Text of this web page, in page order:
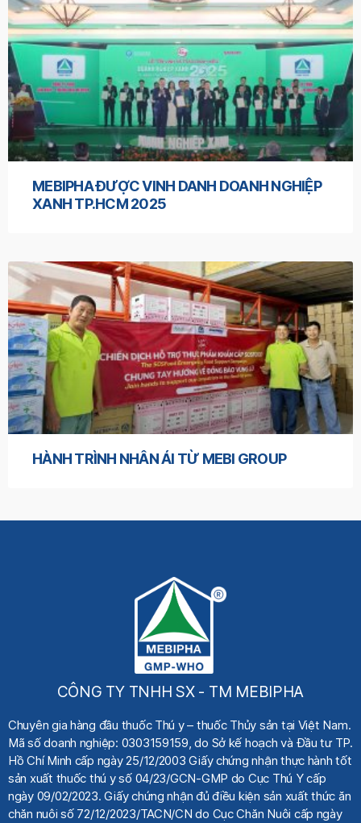
MEBIPHA ĐƯỢC VINH DANH DOANH NGHIỆP
XANH TP.HCM 2025
HÀNH TRÌNH NHÂN ÁI TỪ MEBI GROUP
CÔNG TY TNHH SX - TM MEBIPHA
Chuyên gia hàng đầu thuốc Thú y– thuốc Thủy sản tại Việt Nam.
Mã số doanh nghiệp: 0303159159, do Sở kế hoạch và Đầu tư TP.
Hồ Chí Minh cấp ngày 25/12/2003 Giấy chứng nhận thực hành tốt
sản xuất thuốc thú y số 04/23/GCN-GMP do Cục Thú Y cấp
ngày 09/02/2023. Giấy chứng nhận đủ điều kiện sản xuất thức ăn
chăn nuôi số 72/12/2023/TACN/CN do Cục Chăn Nuôi cấp ngày